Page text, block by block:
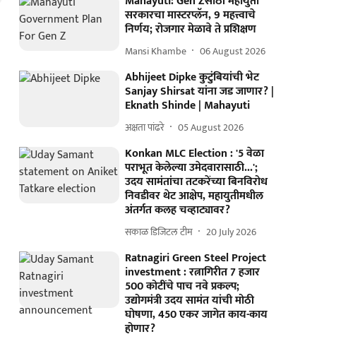
सरकारचा मास्टरप्लॅन, 9 महत्त्वाचे
निर्णय; रोजगार मेळावे ते प्रशिक्षण
Mansi Khambe 06 August 2026
Abhijeet Dipke कुटुंबियांची भेट
Sanjay Shirsat यांना जड जाणार? |
Eknath Shinde | Mahayuti
अक्षता पांढरे 05 August 2026
Konkan MLC Election : '5 वेळा
पराभूत केलेल्या उमेदवारासाठी...';
उदय सामंतांचा तटकरेंच्या बिनविरोध
निवडीवर थेट आक्षेप, महायुतीमधील
अंतर्गत कलह चव्हाट्यावर?
सकाळ डिजिटल टीम 20 July 2026
Ratnagiri Green Steel Project
investment : रत्नागिरीत 7 हजार
500 कोटींचे पाच नवे प्रकल्प;
उद्योगमंत्री उदय सामंत यांची मोठी
घोषणा, 450 एकर जागेत काय-काय
होणार?